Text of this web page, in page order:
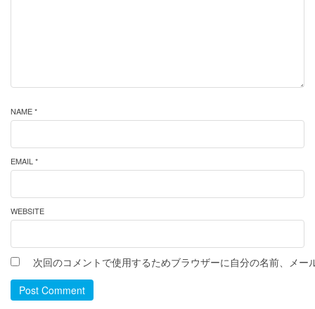
NAME *
EMAIL *
WEBSITE
次回のコメントで使用するためブラウザーに自分の名前、メー
Post Comment